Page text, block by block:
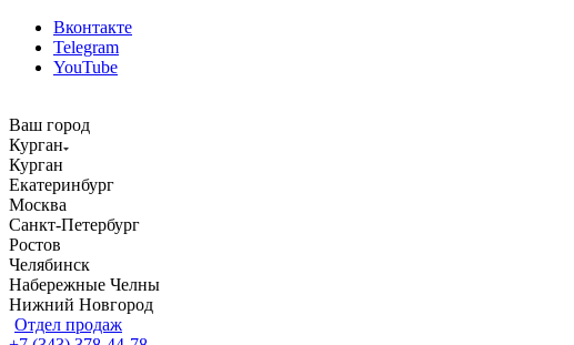
Вконтакте
Telegram
YouTube
Ваш город
Курган
Курган
Екатеринбург
Москва
Санкт-Петербург
Ростов
Челябинск
Набережные Челны
Нижний Новгород
Отдел продаж